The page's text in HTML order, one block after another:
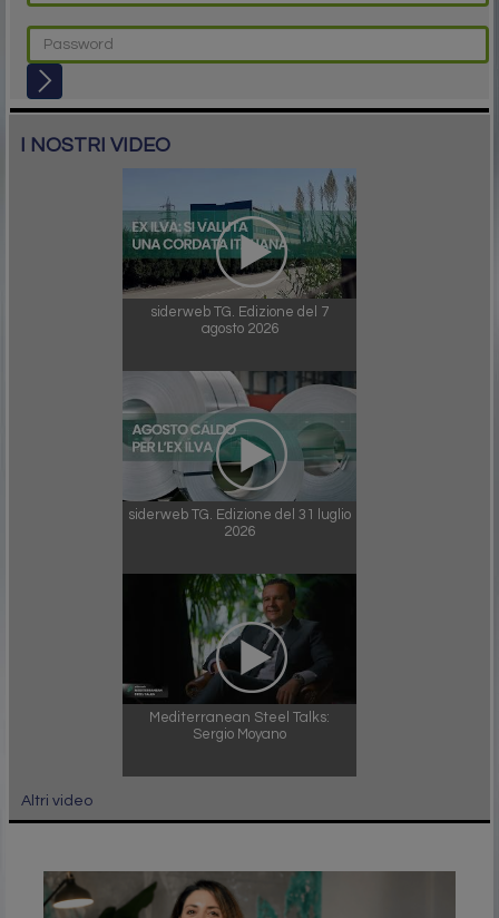
I NOSTRI VIDEO
siderweb TG. Edizione del 7
agosto 2026
siderweb TG. Edizione del 31 luglio
2026
Mediterranean Steel Talks:
Sergio Moyano
Altri video